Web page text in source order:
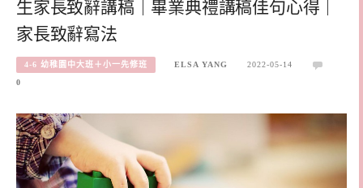
生家長致辭講稿｜畢業典禮講稿佳句心得｜
家長致辭寫法
4-6 幼稚園中大班＋小一先修班 ELSA YANG
2022-05-14
0